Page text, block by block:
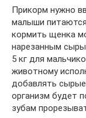
Прикорм нужно
малыши
кормить щенка
нарезанным
5 кг для
животному
добавлять
организм будет
зубам